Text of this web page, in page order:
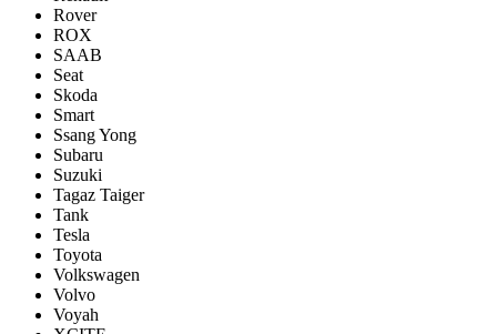
Rover
ROX
SAAB
Seat
Skoda
Smart
Ssang Yong
Subaru
Suzuki
Tagaz Taiger
Tank
Tesla
Toyota
Volkswagen
Volvo
Voyah